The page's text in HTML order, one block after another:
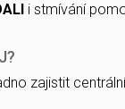
i stmívání
zajistit